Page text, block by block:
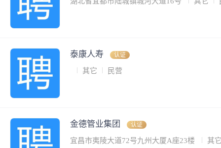
泰康人寿 认证
其它 民营
金德管业集团 认证
宜昌市夷陵大道72号九州大厦A座23楼 其